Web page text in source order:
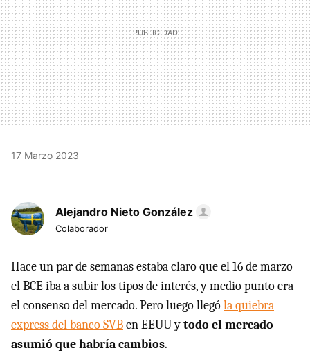
17 Marzo 2023
Alejandro Nieto González
Colaborador
Hace un par de semanas estaba claro que el 16 de marzo
el BCE iba a subir los tipos de interés, y medio punto era
el consenso del mercado. Pero luego llególa quiebra
express del banco SVBen EEUU ytodo el mercado
asumió que habría cambios.